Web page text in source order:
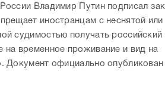
Владимир Путин подписал
иностранцам с неснятой или
судимостью получать российский
на временное проживание и вид на
Документ официально опубликован